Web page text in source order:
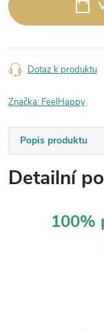
Dotaz k produktu
Značka: FeelHappy
Popis produktu
Detailní
100%